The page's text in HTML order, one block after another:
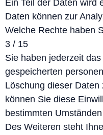
Ein Teil der Daten wird
Daten können zur
Welche Rechte haben
3 / 15
Sie haben jederzeit
gespeicherten
Löschung dieser
können Sie diese
bestimmten
Des Weiteren steht